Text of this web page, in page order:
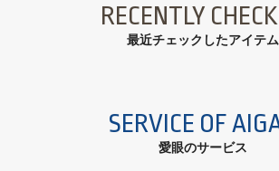
RECENTLY
最近チェックしたアイテム
SERVICE OF
愛眼のサービス